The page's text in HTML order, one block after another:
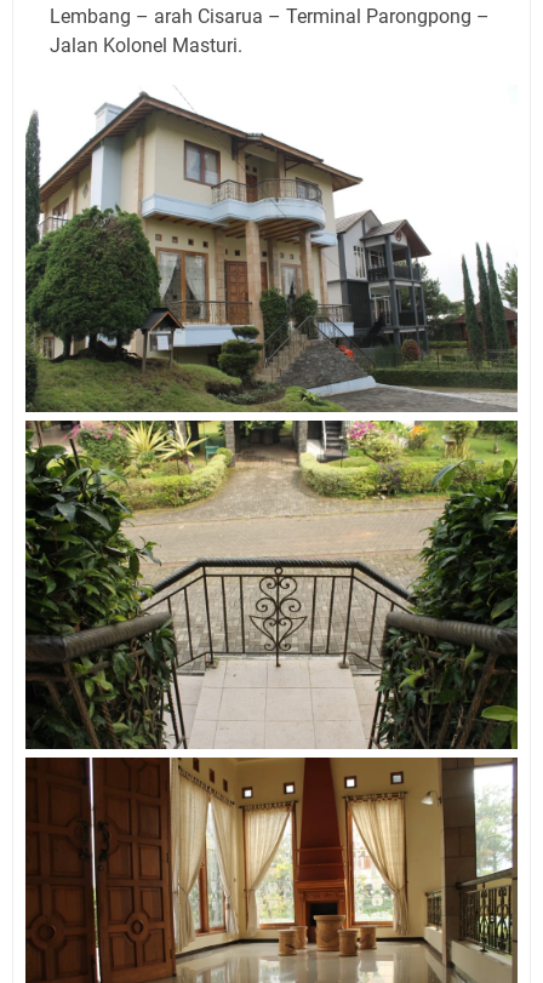
Lembang – arah Cisarua – Terminal Parongpong –
Jalan Kolonel Masturi.